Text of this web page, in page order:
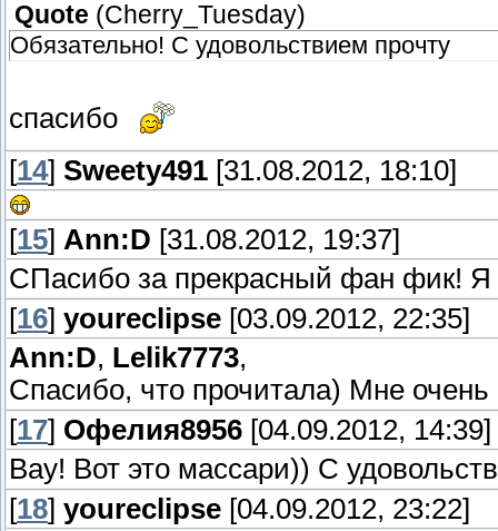
Quote (Cherry_Tuesday)
Обязательно! С удовольствием прочту
спасибо
[14] Sweety491 [31.08.2012, 18:10]
[15] Ann:D [31.08.2012, 19:37]
СПасибо за прекрасный фан фик! Я
[16] youreclipse [03.09.2012, 22:35]
Ann:D, Lelik7773,
Спасибо, что прочитала) Мне
[17] Офелия8956 [04.09.2012, 14:39]
Вау! Вот это массари)) С
[18] youreclipse [04.09.2012, 23:22]